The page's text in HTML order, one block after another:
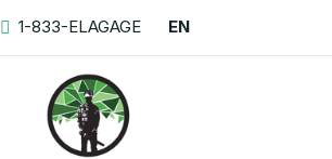
1-833-ELAGAGE EN